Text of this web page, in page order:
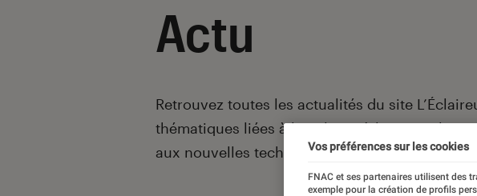
Actu
Introduction
Retrouvez toutes les actualités du site
thématiques liées à la culture, à la pop
aux nouvelles technologies.Vos préférences sur les cookies
FNAC et ses partenaires utilisent des
exemple pour la création de profils